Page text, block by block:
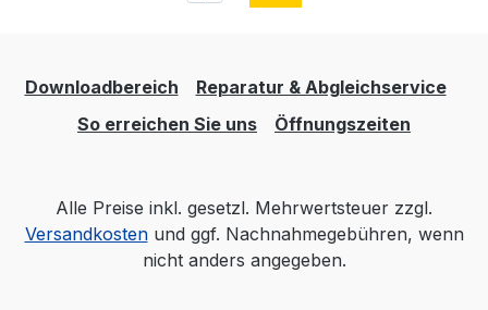
Downloadbereich
Reparatur & Abgleichservice
So erreichen Sie uns
Öffnungszeiten
Alle Preise inkl. gesetzl. Mehrwertsteuer zzgl.
Versandkostenund ggf. Nachnahmegebühren, wenn
nicht anders angegeben.